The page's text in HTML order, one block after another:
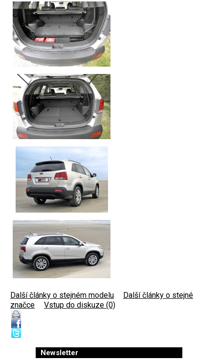
Další články o stejném modelu
Další články o stejné
značce
Vstup do diskuze (0)
Newsletter